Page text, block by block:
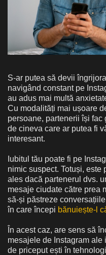
S-ar putea să devii
navigând constant pe
au adus mai multă
Cu modalități mai ușoare
persoane, partenerii își
de cineva care ar putea fi
interesant.
Iubitul tău poate fi pe
nimic suspect. Totuși,
ales dacă partenerul dvs.
mesaje ciudate către prea
să-și păstreze
în care începi bănuiește-l
În acest caz, are sens să
mesajele de Instagram ale
de priceput ești în